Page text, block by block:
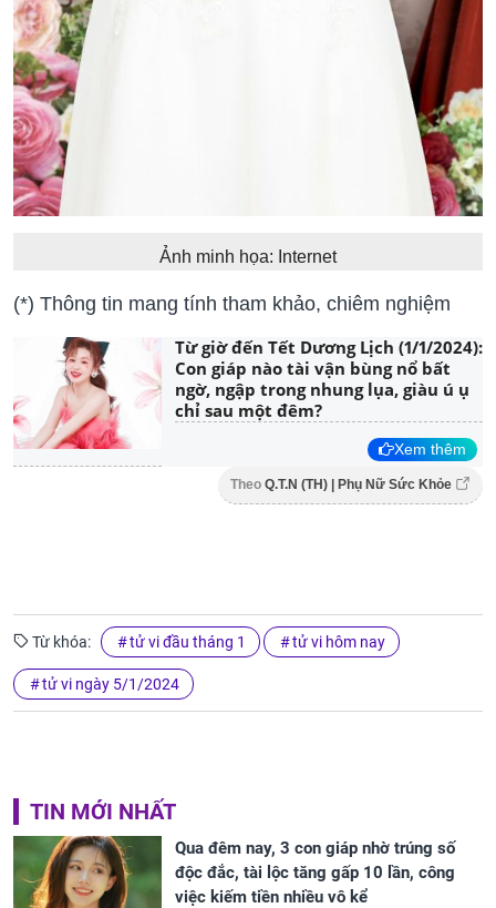
Ảnh minh họa: Internet
(*) Thông tin mang tính tham khảo, chiêm nghiệm
Từ giờ đến Tết Dương Lịch (1/1/2024):
Con giáp nào tài vận bùng nổ bất
ngờ, ngập trong nhung lụa, giàu ú ụ
chỉ sau một đêm?
Xem thêm
Theo Q.T.N (TH) | Phụ Nữ Sức Khỏe
Từ khóa: tử vi đầu tháng 1 tử vi hôm nay
tử vi ngày 5/1/2024
TIN MỚI NHẤT
Qua đêm nay, 3 con giáp nhờ trúng số
độc đắc, tài lộc tăng gấp 10 lần, công
việc kiếm tiền nhiều vô kể